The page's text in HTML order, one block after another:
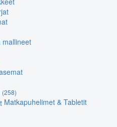
mallineet
(258)
Matkapuhelimet & Tabletit